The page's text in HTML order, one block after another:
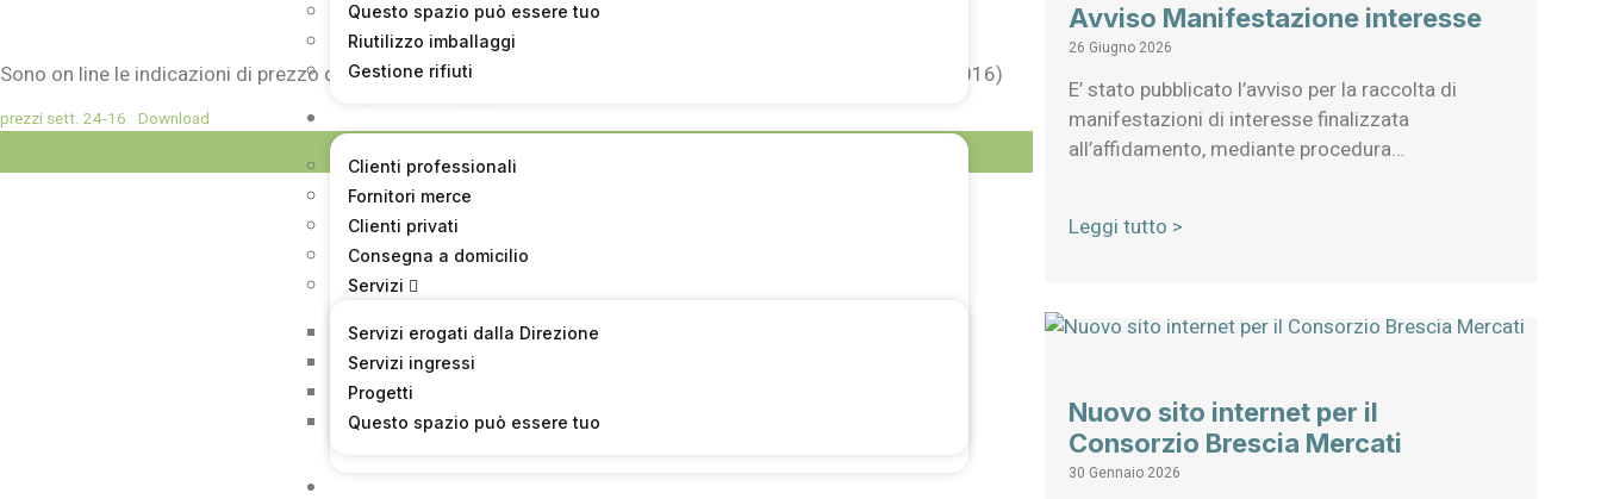
Questo spazio può essere tuo
Riutilizzo imballaggi
Gestione rifiuti
Clienti professionali
Fornitori merce
Clienti privati
Consegna a domicilio
Servizi
Servizi erogati dalla Direzione
Servizi ingressi
Progetti
Questo spazio può essere tuo
Sono on line le indicazioni di prezzo del mercato di Brescia della settimana 24/2016 (dati raccolti il 17.06.2016)
prezzi sett. 24-16 Download
Avviso Manifestazione interesse
26 Giugno 2026
E’ stato pubblicato l’avviso per la raccolta di
manifestazioni di interesse finalizzata
all’affidamento, mediante procedura…
Leggi tutto >
Nuovo sito internet per il
Consorzio Brescia Mercati
30 Gennaio 2026